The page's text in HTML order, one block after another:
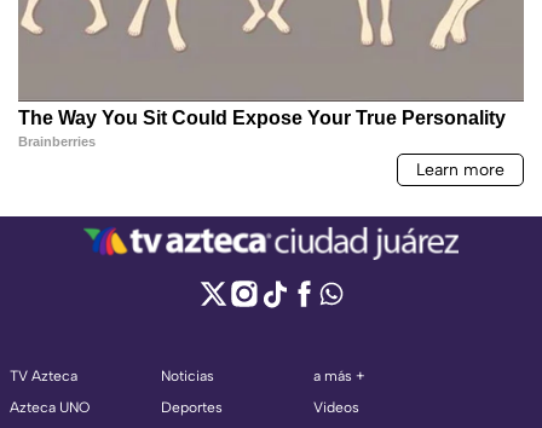
TV Azteca
Azteca UNO
Noticias
Deportes
a más +
Videos